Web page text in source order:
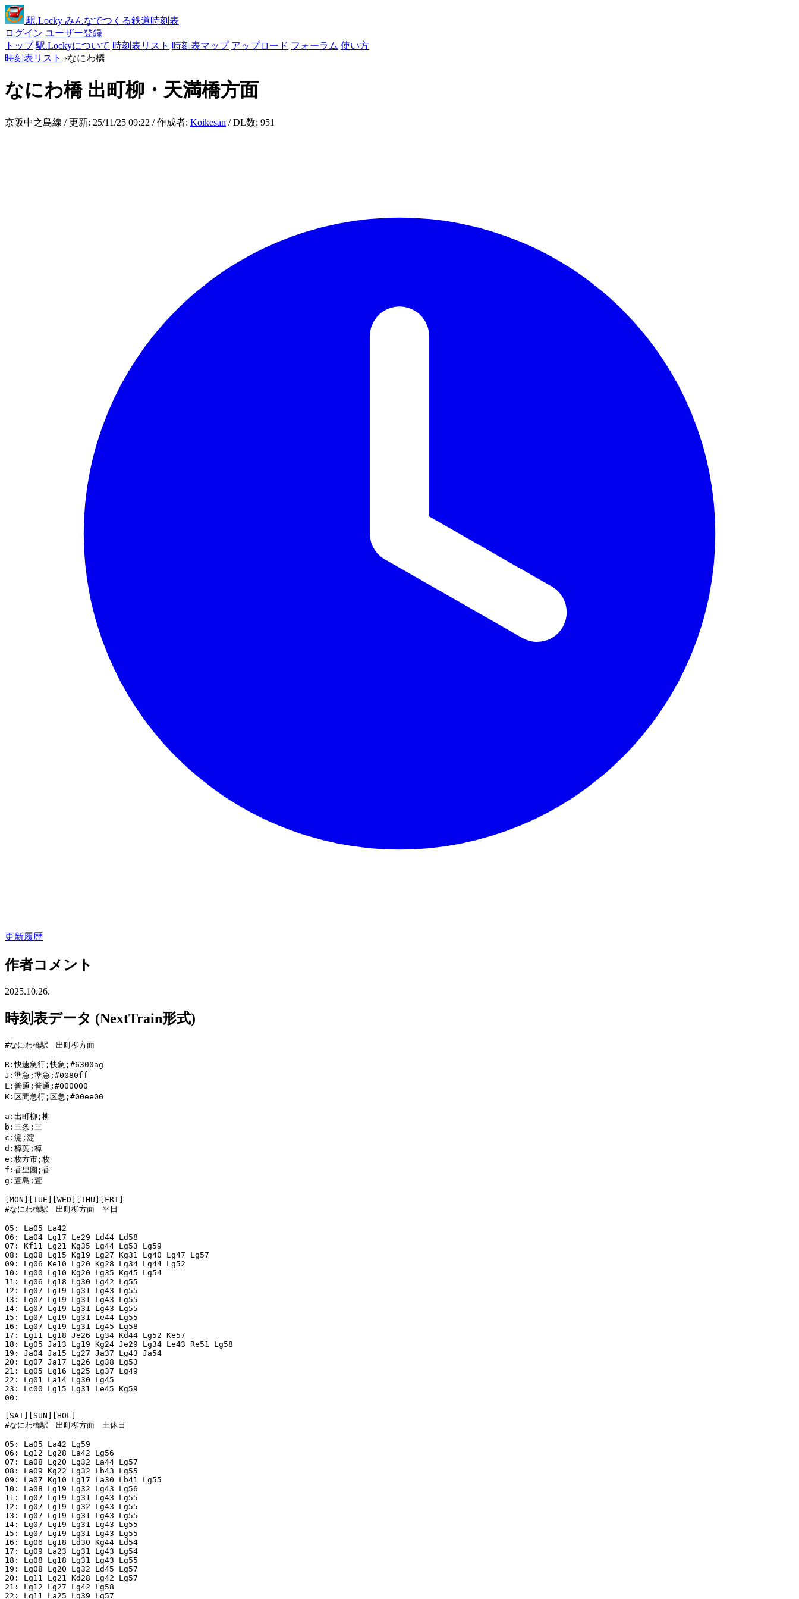
駅.Locky みんなでつくる鉄道時刻表
ログイン ユーザー登録
トップ 駅.Lockyについて 時刻表リスト 時刻表マップ アップロード フォーラム 使い方
時刻表リスト ›なにわ橋
なにわ橋 出町柳・天満橋方面
京阪中之島線 / 更新: 25/11/25 09:22 / 作成者: Koikesan / DL数: 951
更新履歴
作者コメント
2025.10.26.
時刻表データ (NextTrain形式)
#なにわ橋駅　出町柳方面
R:快速急行;快急;#6300ag
J:準急;準急;#0080ff
L:普通;普通;#000000
K:区間急行;区急;#00ee00
a:出町柳;柳
b:三条;三
c:淀;淀
d:樟葉;樟
e:枚方市;枚
f:香里園;香
g:萱島;萱
[MON][TUE][WED][THU][FRI]
#なにわ橋駅　出町柳方面　平日
05: La05 La42
06: La04 Lg17 Le29 Ld44 Ld58
07: Kf11 Lg21 Kg35 Lg44 Lg53 Lg59
08: Lg08 Lg15 Kg19 Lg27 Kg31 Lg40 Lg47 Lg57
09: Lg06 Ke10 Lg20 Kg28 Lg34 Lg44 Lg52
10: Lg00 Lg10 Kg20 Lg35 Kg45 Lg54
11: Lg06 Lg18 Lg30 Lg42 Lg55
12: Lg07 Lg19 Lg31 Lg43 Lg55
13: Lg07 Lg19 Lg31 Lg43 Lg55
14: Lg07 Lg19 Lg31 Lg43 Lg55
15: Lg07 Lg19 Lg31 Le44 Lg55
16: Lg07 Lg19 Lg31 Lg45 Lg58
17: Lg11 Lg18 Je26 Lg34 Kd44 Lg52 Ke57
18: Lg05 Ja13 Lg19 Kg24 Je29 Lg34 Le43 Re51 Lg58
19: Ja04 Ja15 Lg27 Ja37 Lg43 Ja54
20: Lg07 Ja17 Lg26 Lg38 Lg53
21: Lg05 Lg16 Lg25 Lg37 Lg49
22: Lg01 La14 Lg30 Lg45
23: Lc00 Lg15 Lg31 Le45 Kg59
00:
[SAT][SUN][HOL]
#なにわ橋駅　出町柳方面　土休日
05: La05 La42 Lg59
06: Lg12 Lg28 La42 Lg56
07: La08 Lg20 Lg32 La44 Lg57
08: La09 Kg22 Lg32 Lb43 Lg55
09: La07 Kg10 Lg17 La30 Lb41 Lg55
10: La08 Lg19 Lg32 Lg43 Lg56
11: Lg07 Lg19 Lg31 Lg43 Lg55
12: Lg07 Lg19 Lg32 Lg43 Lg55
13: Lg07 Lg19 Lg31 Lg43 Lg55
14: Lg07 Lg19 Lg31 Lg43 Lg55
15: Lg07 Lg19 Lg31 Lg43 Lg55
16: Lg06 Lg18 Ld30 Kg44 Ld54
17: Lg09 La23 Lg31 Lg43 Lg54
18: Lg08 Lg18 Lg31 Lg43 Lg55
19: Lg08 Lg20 Lg32 Ld45 Lg57
20: Lg11 Lg21 Kd28 Lg42 Lg57
21: Lg12 Lg27 Lg42 Lg58
22: Lg11 La25 Lg39 Lg57